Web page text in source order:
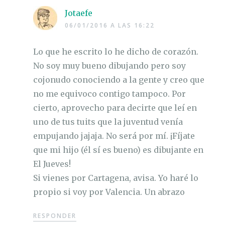
Jotaefe
06/01/2016 A LAS 16:22
Lo que he escrito lo he dicho de corazón.
No soy muy bueno dibujando pero soy
cojonudo conociendo a la gente y creo que
no me equivoco contigo tampoco. Por
cierto, aprovecho para decirte que leí en
uno de tus tuits que la juventud venía
empujando jajaja. No será por mí. ¡Fíjate
que mi hijo (él sí es bueno) es dibujante en
El Jueves!
Si vienes por Cartagena, avisa. Yo haré lo
propio si voy por Valencia. Un abrazo
RESPONDER